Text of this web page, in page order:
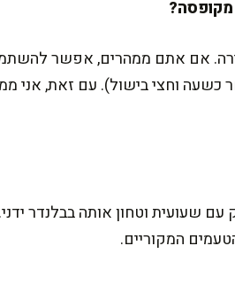
אם אתם ממהרים, אפשר
וחצי בישול). עם זאת, אני
שעועית וטחון אותה בבלנדר
המקוריים.